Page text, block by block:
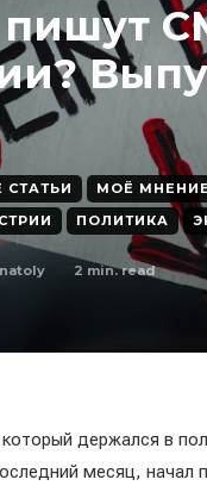
СТАТЬИ
МОЁ
ПОЛИТИКА
2 min. read
держался в
месяц, начал